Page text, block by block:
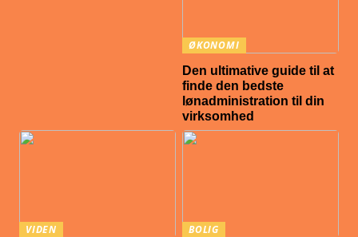
ØKONOMI
Den ultimative guide til at
finde den bedste
lønadministration til din
virksomhed
VIDEN
BOLIG